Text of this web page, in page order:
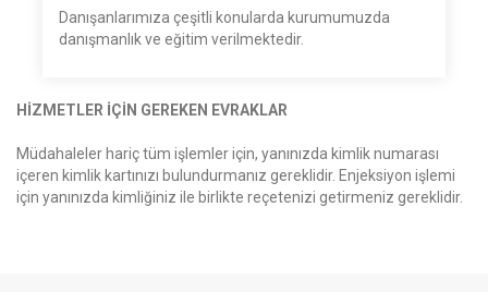
Danışanlarımıza çeşitli konularda kurumumuzda
danışmanlık ve eğitim verilmektedir.
HİZMETLER İÇİN GEREKEN EVRAKLAR
Müdahaleler hariç tüm işlemler için, yanınızda kimlik numarası
içeren kimlik kartınızı bulundurmanız gereklidir. Enjeksiyon işlemi
için yanınızda kimliğiniz ile birlikte reçetenizi getirmeniz gereklidir.